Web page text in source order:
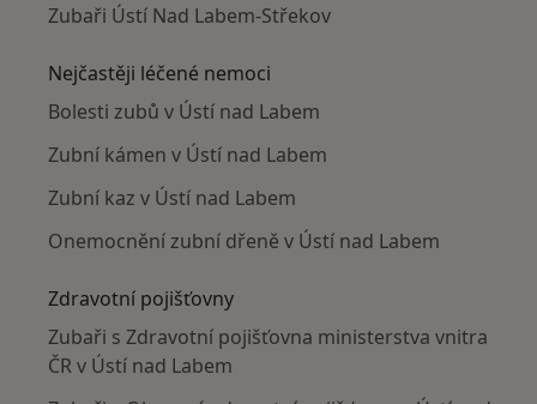
Zubaři Ústí Nad Labem-Střekov
Nejčastěji léčené nemoci
Bolesti zubů v Ústí nad Labem
Zubní kámen v Ústí nad Labem
Zubní kaz v Ústí nad Labem
Onemocnění zubní dřeně v Ústí nad Labem
Zdravotní pojišťovny
Zubaři s Zdravotní pojišťovna ministerstva vnitra
ČR v Ústí nad Labem